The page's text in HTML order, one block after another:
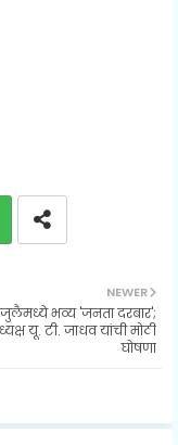
NEWER
भव्य 'जनता दरबार';
यू. टी. जाधव यांची मोठी
घोषणा